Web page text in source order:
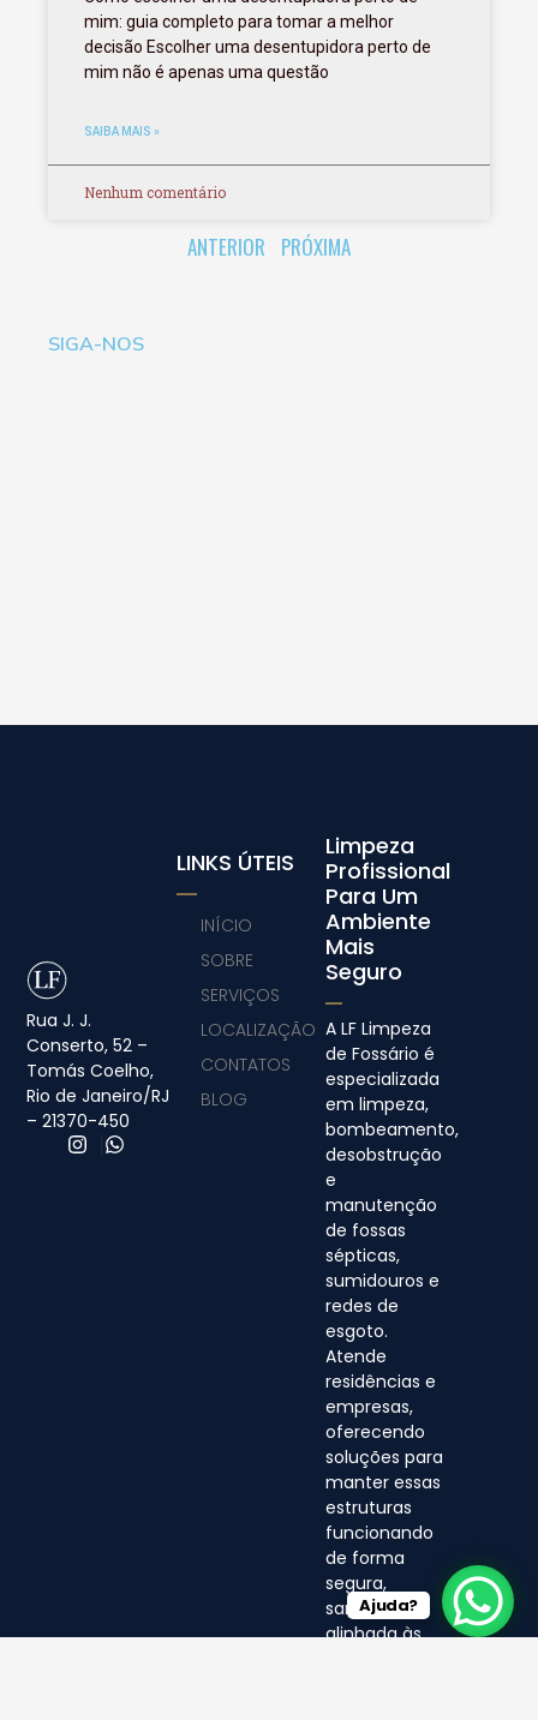
mim: guia completo para tomar a melhor
decisão Escolher uma desentupidora perto de
mim não é apenas uma questão
SAIBA MAIS »
Nenhum comentário
ANTERIOR PRÓXIMA
SIGA-NOS
Rua J. J.
Conserto, 52 –
Tomás Coelho,
Rio de Janeiro/RJ
– 21370-450
Limpeza
Profissional
Para Um
Ambiente
Mais
Seguro
A LF Limpeza
de Fossário é
especializada
em limpeza,
bombeamento,
desobstrução
e
manutenção
de fossas
sépticas,
sumidouros e
redes de
esgoto.
Atende
residências e
empresas,
oferecendo
soluções para
manter essas
estruturas
funcionando
de forma
segura,
sanitária e
alinhada às
LINKS ÚTEIS
INÍCIO
SOBRE
SERVIÇOS
LOCALIZAÇÃO
CONTATOS
BLOG
Ajuda?